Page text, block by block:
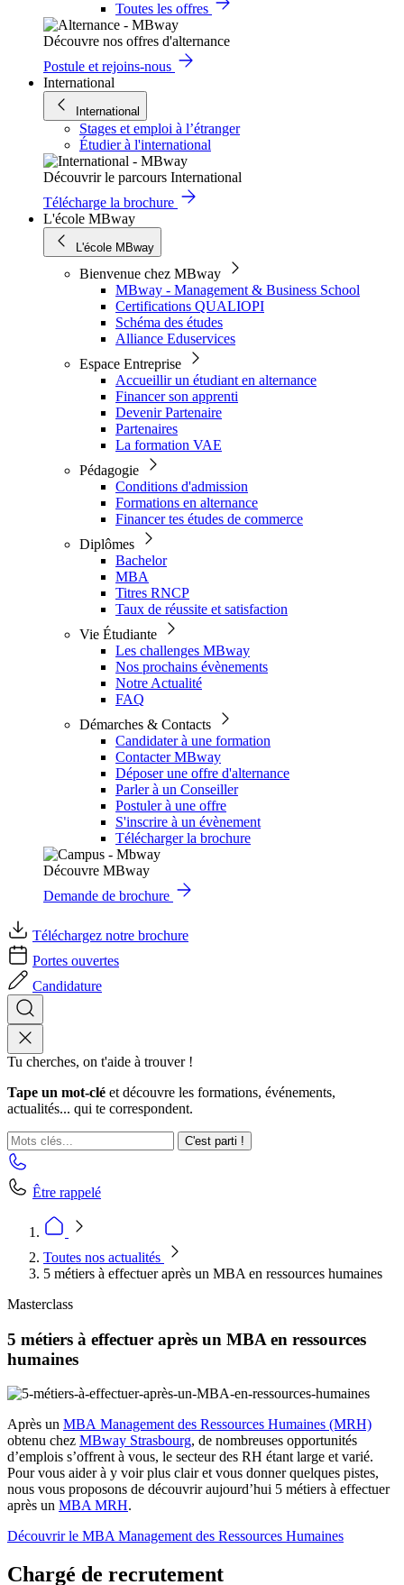
Toutes les offres
Découvre nos offres d'alternance
Postule et rejoins-nous
International
International
Stages et emploi à l’étranger
Étudier à l'international
Découvrir le parcours International
Télécharge la brochure
L'école MBway
L'école MBway
Bienvenue chez MBway
MBway - Management & Business School
Certifications QUALIOPI
Schéma des études
Alliance Eduservices
Espace Entreprise
Accueillir un étudiant en alternance
Financer son apprenti
Devenir Partenaire
Partenaires
La formation VAE
Pédagogie
Conditions d'admission
Formations en alternance
Financer tes études de commerce
Diplômes
Bachelor
MBA
Titres RNCP
Taux de réussite et satisfaction
Vie Étudiante
Les challenges MBway
Nos prochains évènements
Notre Actualité
FAQ
Démarches & Contacts
Candidater à une formation
Contacter MBway
Déposer une offre d'alternance
Parler à un Conseiller
Postuler à une offre
S'inscrire à un évènement
Télécharger la brochure
Découvre MBway
Demande de brochure
Téléchargez notre brochure
Portes ouvertes
Candidature
Tu cherches, on t'aide à trouver !
Tape un mot-clé et découvre les formations, événements,
actualités... qui te correspondent.
C'est parti !
Être rappelé
Toutes nos actualités
5 métiers à effectuer après un MBA en ressources humaines
Masterclass
5 métiers à effectuer après un MBA en ressources
humaines
Après un MBA Management des Ressources Humaines (MRH)
obtenu chez MBway Strasbourg, de nombreuses opportunités
d’emplois s’offrent à vous, le secteur des RH étant large et varié.
Pour vous aider à y voir plus clair et vous donner quelques pistes,
nous vous proposons de découvrir aujourd’hui 5 métiers à effectuer
après un MBA MRH.
Découvrir le MBA Management des Ressources Humaines
Chargé de recrutement